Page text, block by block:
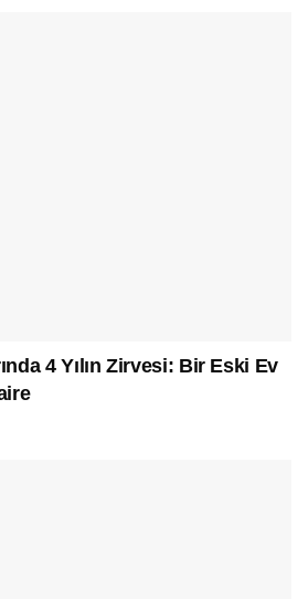
4 Yılın Zirvesi: Bir Eski Ev